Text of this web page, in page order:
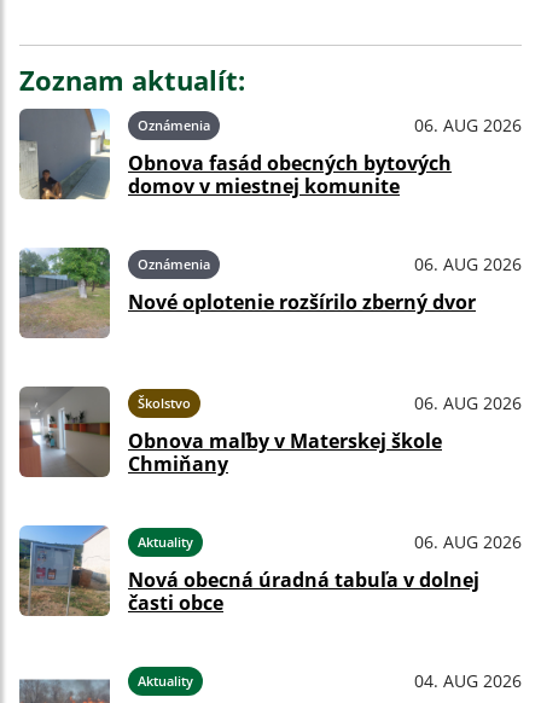
Zoznam aktualít:
Oznámenia 06. AUG 2026
Obnova fasád obecných bytových
domov v miestnej komunite
Oznámenia 06. AUG 2026
Nové oplotenie rozšírilo zberný dvor
Školstvo 06. AUG 2026
Obnova maľby v Materskej škole
Chmiňany
Aktuality 06. AUG 2026
Nová obecná úradná tabuľa v dolnej
časti obce
Aktuality 04. AUG 2026